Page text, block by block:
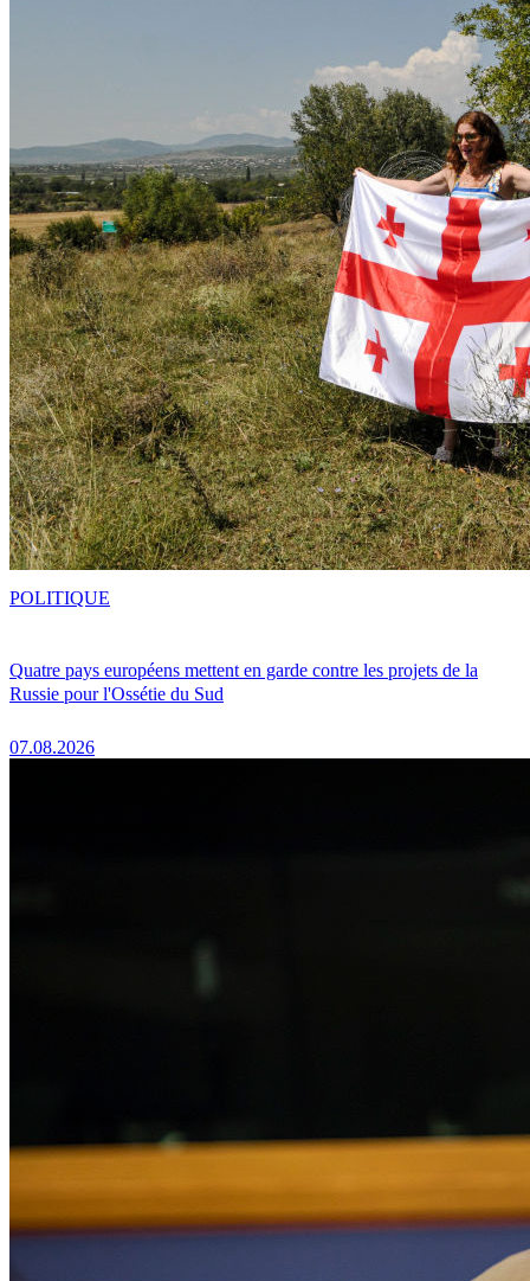
Quatre pays européens mettent en garde contre les projets de la
Russie pour l'Ossétie du Sud
07.08.2026
POLITIQUE